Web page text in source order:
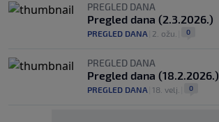
PREGLED DANA
Pregled dana (2.3.2026.)
PREGLED DANA 2. ožu. 0
PREGLED DANA
Pregled dana (18.2.2026.)
PREGLED DANA 18. velj. 0